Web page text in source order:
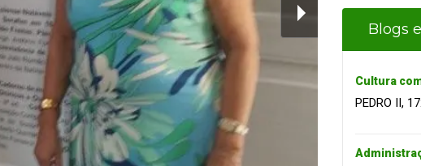
Blogs
PEDRO II,